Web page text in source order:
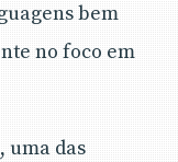
bem
no foco em
uma das